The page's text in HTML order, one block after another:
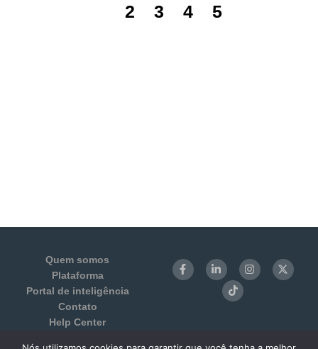
2 3 4 5
Quem somos
Plataforma
Portal de inteligência
Contato
Help Center